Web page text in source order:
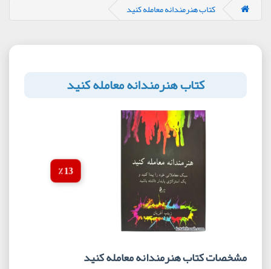
کتاب هنرمندانه معامله کنید
کتاب هنرمندانه معامله کنید
13 ٪
مشخصات کتاب هنرمندانه معامله کنید